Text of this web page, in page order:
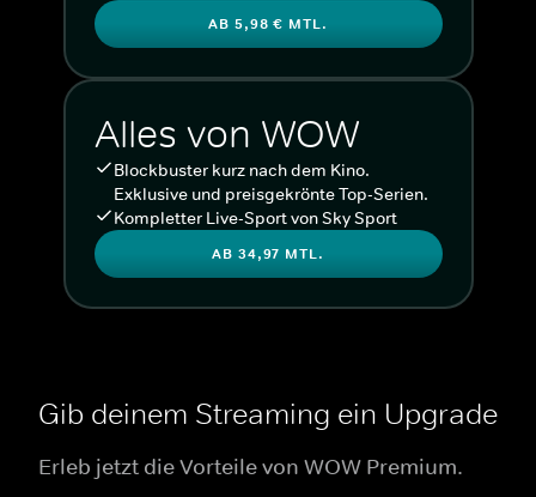
AB 5,98 € MTL.
Alles von WOW
Blockbuster kurz nach dem Kino.
Exklusive und preisgekrönte Top-Serien.
Kompletter Live-Sport von Sky Sport
AB 34,97 MTL.
Gib deinem Streaming ein Upgrade
Erleb jetzt die Vorteile von WOW Premium.